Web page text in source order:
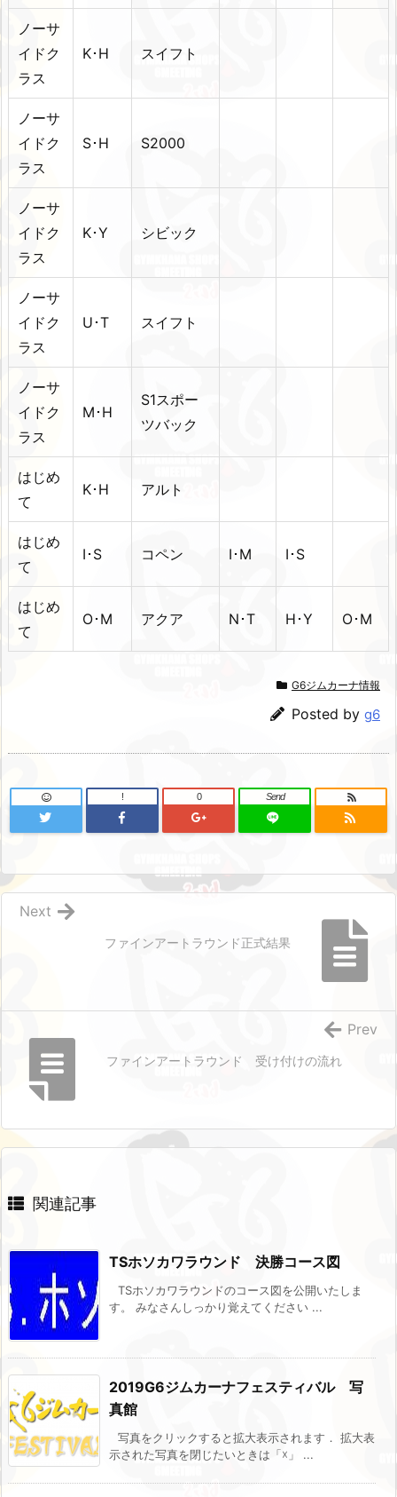
ノーサ
イドク
ラス
K･H スイフト
ノーサ
イドク
ラス
S･H S2000
ノーサ
イドク
ラス
K･Y シビック
ノーサ
イドク
ラス
U･T スイフト
ノーサ
イドク
ラス
M･H
S1スポー
ツバック
はじめ
て
K･H アルト
はじめ
て
I･S コペン I･M I･S
はじめ
て
O･M アクア N･T H･Y O･M
G6ジムカーナ情報
Posted by g6
! 0 Send
ファインアートラウンド正式結果
Next
ファインアートラウンド 受け付けの流れ
Prev
関連記事
TSホソカワラウンド 決勝コース図
TSホソカワラウンドのコース図を公開いたしま
す。 みなさんしっかり覚えてください ...
2019G6ジムカーナフェスティバル 写
真館
写真をクリックすると拡大表示されます． 拡大表
示された写真を閉じたいときは「☓」 ...